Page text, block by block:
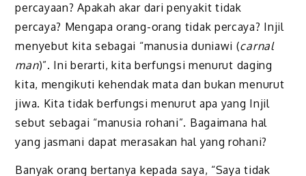
percayaan? Apakah akar dari penyakit tidak
percaya? Mengapa orang-orang tidak percaya? Injil
menyebut kita sebagai “manusia duniawi (carnal
man)”. Ini berarti, kita berfungsi menurut daging
kita, mengikuti kehendak mata dan bukan menurut
jiwa. Kita tidak berfungsi menurut apa yang Injil
sebut sebagai “manusia rohani”. Bagaimana hal
yang jasmani dapat merasakan hal yang rohani?
Banyak orang bertanya kepada saya, “Saya tidak